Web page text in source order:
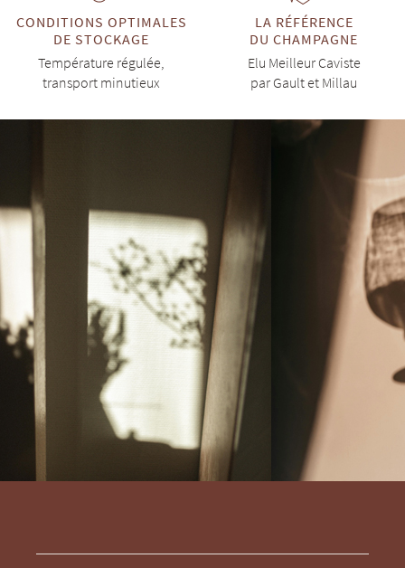
CONDITIONS OPTIMALES
DE STOCKAGE
Température régulée,
transport minutieux
LA RÉFÉRENCE
DU CHAMPAGNE
Elu Meilleur Caviste
par Gault et Millau